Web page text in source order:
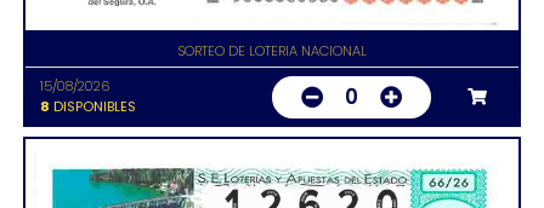
SORTEO DE LOTERIA NACIONAL
15/08/2026
8 DISPONIBLES 0